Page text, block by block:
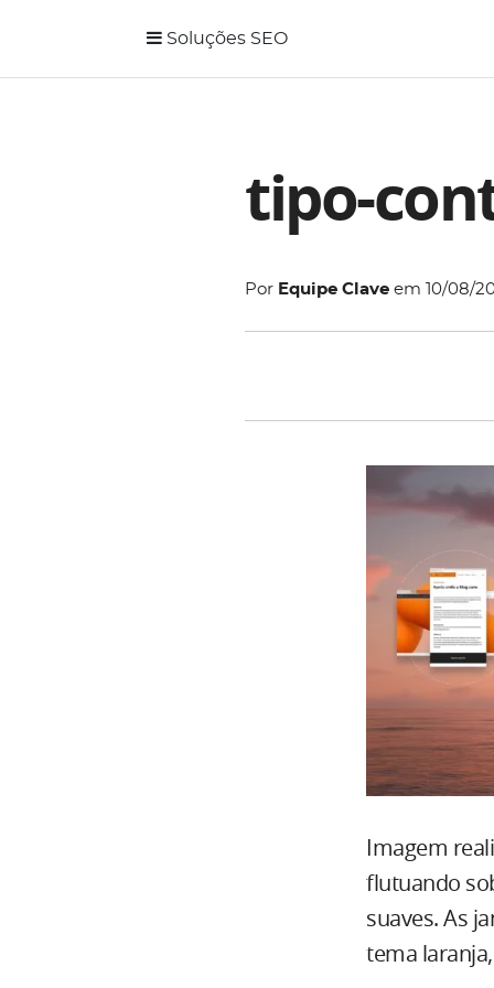
Soluções SEO
tipo-
Por Equipe Clave em 10/08/
Imagem
flutuando
suaves. As
tema